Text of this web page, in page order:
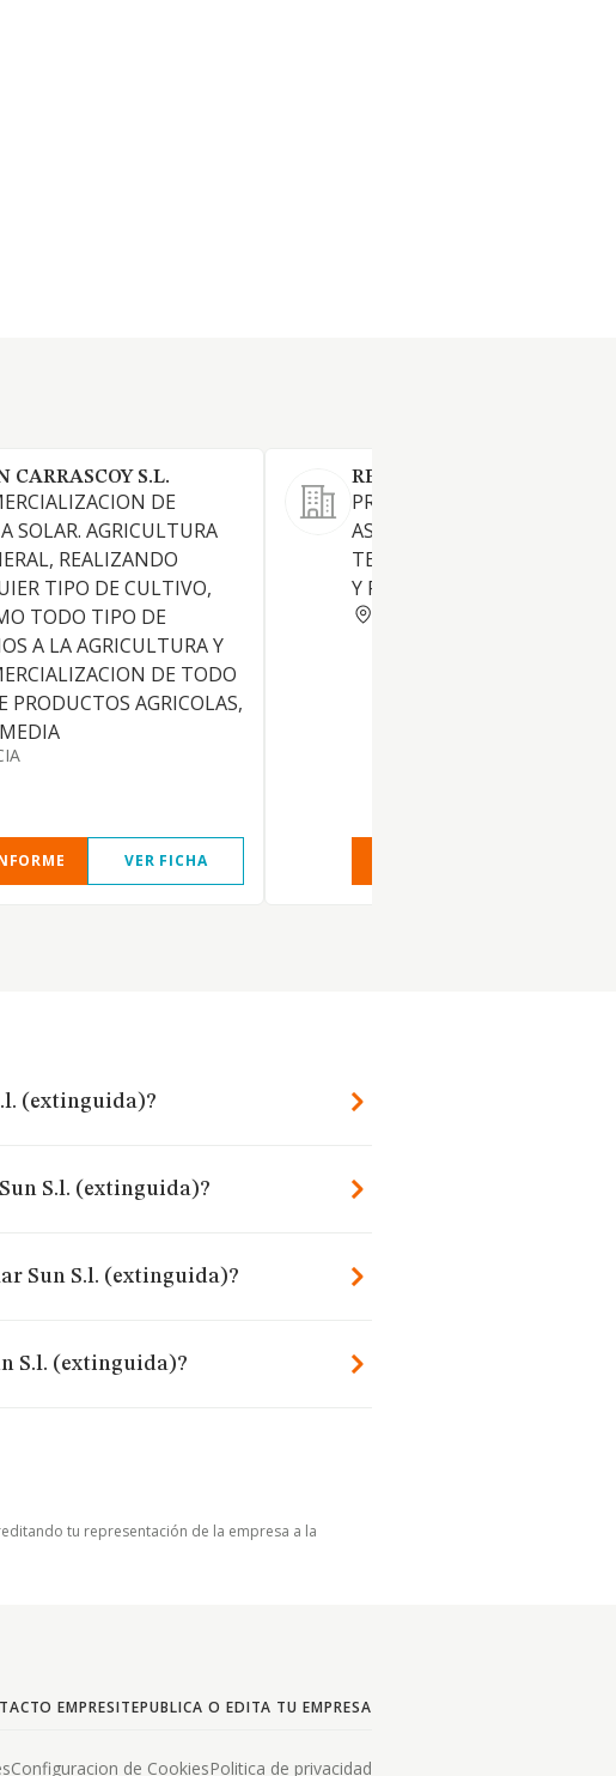
CARRASCOY S.L.
DE
SOLAR. AGRICULTURA
REALIZANDO
TIPO DE CULTIVO,
TODO TIPO DE
A LA AGRICULTURA Y
DE TODO
PRODUCTOS AGRICOLAS,
VER FICHA
RENOENER M H S.L.
PRESTACION DE SERVICIOS
ASESORAMIENTO
TECNICOS, RECURSOS
Y FINANCIEROS.
(extinguida)?
S.l. (extinguida)?
Sun S.l. (extinguida)?
S.l. (extinguida)?
tu representación de la empresa a la
EMPRESITEPUBLICA O EDITA TU EMPRESA
Configuracion de CookiesPolitica de privacidad